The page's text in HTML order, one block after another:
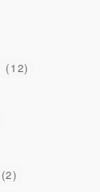
(12)
(2)